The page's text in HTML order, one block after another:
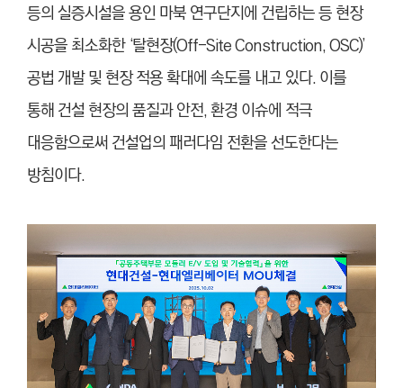
등의 실증시설을 용인 마북 연구단지에 건립하는 등 현장
시공을 최소화한 ‘탈현장(Off-Site Construction, OSC)’
공법 개발 및 현장 적용 확대에 속도를 내고 있다. 이를
통해 건설 현장의 품질과 안전, 환경 이슈에 적극
대응함으로써 건설업의 패러다임 전환을 선도한다는
방침이다.